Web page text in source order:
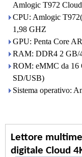
Amlogic T972
CPU: Amlogic
1,98 GHZ
GPU: Penta Core
RAM: DDR4 2 GB/
ROM: eMMC da 16
SD/USB)
Sistema operativo:
Lettore
digitale Cloud